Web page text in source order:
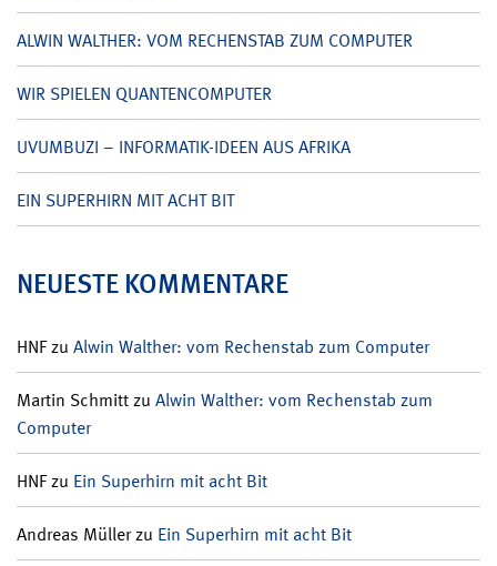
ALWIN WALTHER: VOM RECHENSTAB ZUM COMPUTER
WIR SPIELEN QUANTENCOMPUTER
UVUMBUZI – INFORMATIK-IDEEN AUS AFRIKA
EIN SUPERHIRN MIT ACHT BIT
NEUESTE KOMMENTARE
HNFzu Alwin Walther: vom Rechenstab zum Computer
Martin Schmittzu Alwin Walther: vom Rechenstab zum
Computer
HNFzu Ein Superhirn mit acht Bit
Andreas Müllerzu Ein Superhirn mit acht Bit